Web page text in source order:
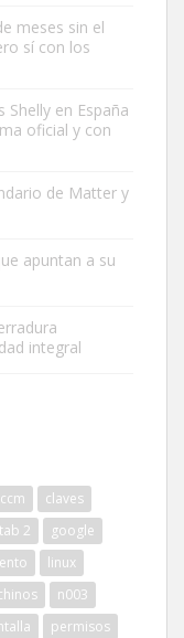
meses sin el
sí con los
en España
oficial y con
de Matter y
apuntan a su
integral
ccm
claves
2
google
linux
n003
permisos